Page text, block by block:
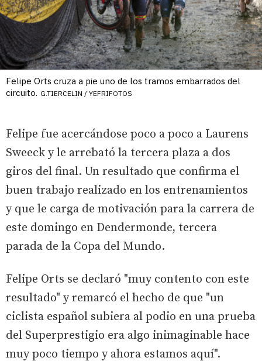
Felipe Orts cruza a pie uno de los tramos embarrados del
circuito. G.TIERCELIN / YEFRIFOTOS
Felipe fue acercándose poco a poco a Laurens
Sweeck y le arrebató la tercera plaza a dos
giros del final. Un resultado que confirma el
buen trabajo realizado en los entrenamientos
y que le carga de motivación para la carrera de
este domingo en Dendermonde, tercera
parada de la Copa del Mundo.
Felipe Orts se declaró "muy contento con este
resultado" y remarcó el hecho de que "un
ciclista español subiera al podio en una prueba
del Superprestigio era algo inimaginable hace
muy poco tiempo y ahora estamos aquí".